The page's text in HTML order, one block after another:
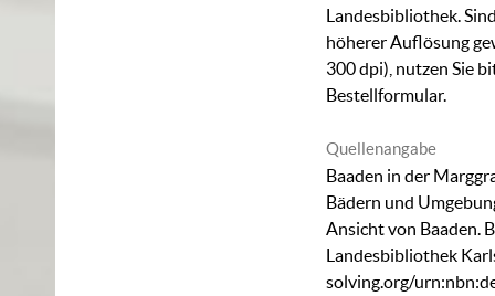
Landesbibliothek.
höherer Auflösung
300 dpi), nutzen Sie
Bestellformular.
Quellenangabe
Baaden in der
Bädern und
Ansicht von Baaden.
Landesbibliothek
solving.org/